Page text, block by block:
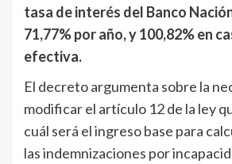
tasa de interés del Banco
71,77% por año, y 100,82% en
efectiva.
El decreto argumenta sobre la
modificar el artículo 12 de la ley
cuál será el ingreso base para
las indemnizaciones por